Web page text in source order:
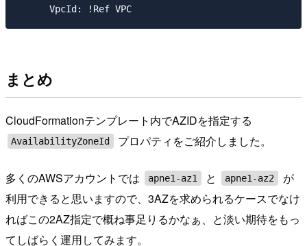
まとめ
CloudFormationテンプレート内でAZIDを指定する
AvailabilityZoneId プロパティをご紹介しました。
多くのAWSアカウントでは apne1-az1 と apne1-az2
が
利用できると思いますので、3AZを求められるケースでなけ
ればこの2AZ指定で概ね事足りるかなぁ、と淡い期待をもっ
てしばらく運用してみます。